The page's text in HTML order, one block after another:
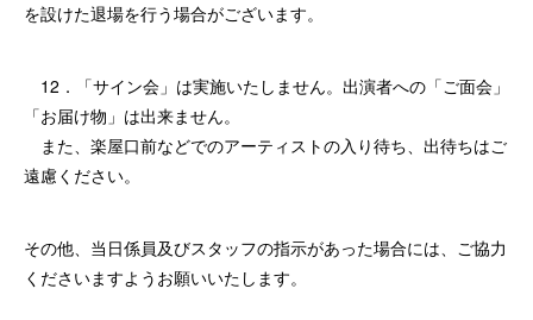
を設けた退場を行う場合がございます。
12．「サイン会」は実施いたしません。出演者への「ご面会」
「お届け物」は出来ません。
また、楽屋口前などでのアーティストの入り待ち、出待ちはご
遠慮ください。
その他、当日係員及びスタッフの指示があった場合には、ご協力
くださいますようお願いいたします。